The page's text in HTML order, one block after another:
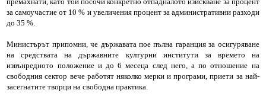
за самоучастие от 10 % и увеличения процент за административни разходи
до 35 %.
Министърът припомни, че държавата пое пълна гаранция за осигуряване
на средствата на държавните културни институти за времето на
извънредното положение и до 6 месеца след него, а по отношение на
свободния сектор вече работят няколко мерки и програми, приети за най-
засегнатите творци на свободна практика.